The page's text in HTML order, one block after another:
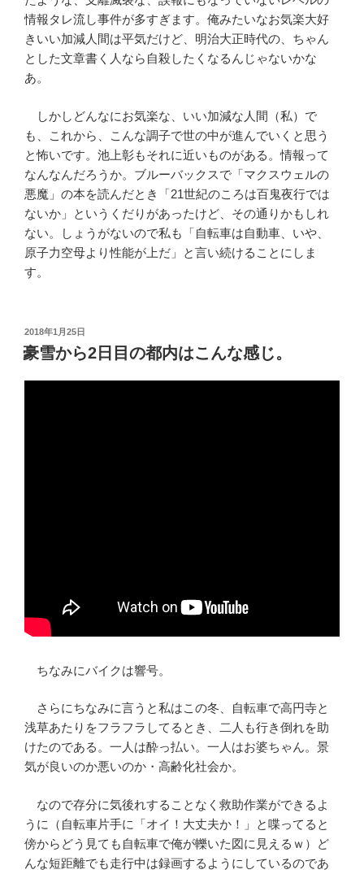
情報タレ流し事件が多すぎます。俺みたいなお気楽大好
きいい加減人間は平気だけど、明治大正時代の、ちゃん
とした文章書く人なら自殺したくなるんじゃないかな
あ。
しかしどんなにお気楽な、いい加減な人間（私）で
も、これから、こんな調子で世の中が進んでいくと思う
と怖いです。池上彰もそれに近いものがある。情報って
なんなんだろうか。ブルーバックスで「マクスウェルの
悪魔」の本を読んだとき「21世紀のころは百鬼夜行では
ないか」というくだりがあったけど、その通りかもしれ
ない。しょうがないので私も「自転車は自動車、いや、
原子力空母より性能が上だ」と言い続けることにしま
す。
投
稿
日:
2018年1月25日
豪雪から2日目の都内はこんな感じ。
ちなみにバイクは響号。
さらにちなみに言うと私はこの冬、自転車で高円寺と
浅草あたりをフラフラしてるとき、二人も行き倒れを助
けたのである。一人は酔っ払い。一人はお婆ちゃん。景
気が良いのか悪いのか・高齢化社会か。
なので存分に気後れすることなく救助作業ができるよ
うに（自転車片手に「オイ！大丈夫か！」と喋ってると
傍からどう見ても自転車で俺が轢いた図に見えるｗ）ど
んな短距離でも走行中は録画するようにしているのであ